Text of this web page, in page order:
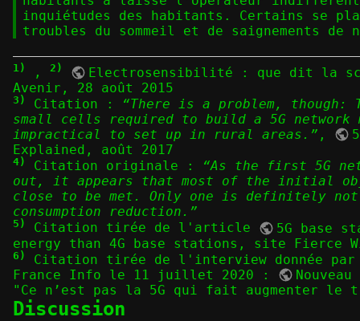
inquiétudes des habitants. Certains se
troubles du sommeil et de saignements de
1) , 2)
Electrosensibilité : que dit la
Avenir, 28 août 2015
3) Citation :
“There is a problem, though:
small cells required to build a 5G network
impractical to set up in rural areas.” ,
Explained , août 2017
4) Citation originale :
“As the first 5G
out, it appears that most of the initial
close to be met. Only one is definitely not
consumption reduction.”
5) Citation tirée de l'article
5G base
energy than 4G base stations , site Fierce
6)
Citation tirée de l'interview donnée
France Info le 11 juillet 2020 :
"Ce n’est pas la 5G qui fait augmenter le
Discussion